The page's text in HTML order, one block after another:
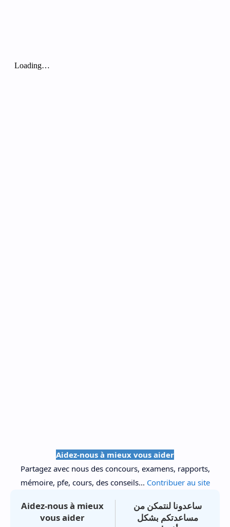
Aidez-nous à mieux vous aider
Partagez avec nous des concours, examens, rapports,
mémoire, pfe, cours, des conseils... Contribuer au site
Aidez-nous à mieux
vous aider
ساعدونا لنتمكن من
مساعدتكم بشكل